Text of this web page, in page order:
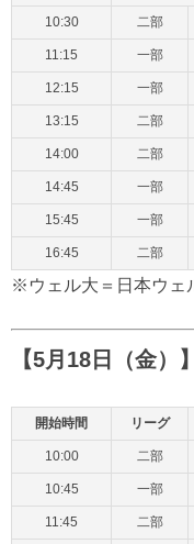
10:30 二部
11:15 一部
12:15 一部
13:15 二部
14:00 二部
14:45 一部
15:45 一部
16:45 二部
※ウェル大＝日本ウェ
【5月18日（金）】
開始時間 リーグ
10:00 二部
10:45 一部
11:45 二部